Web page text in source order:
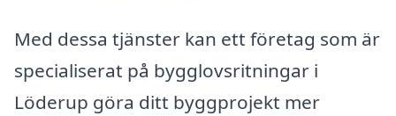
Med dessa tjänster kan ett företag som är
specialiserat på bygglovsritningar i
Löderup göra ditt byggprojekt mer